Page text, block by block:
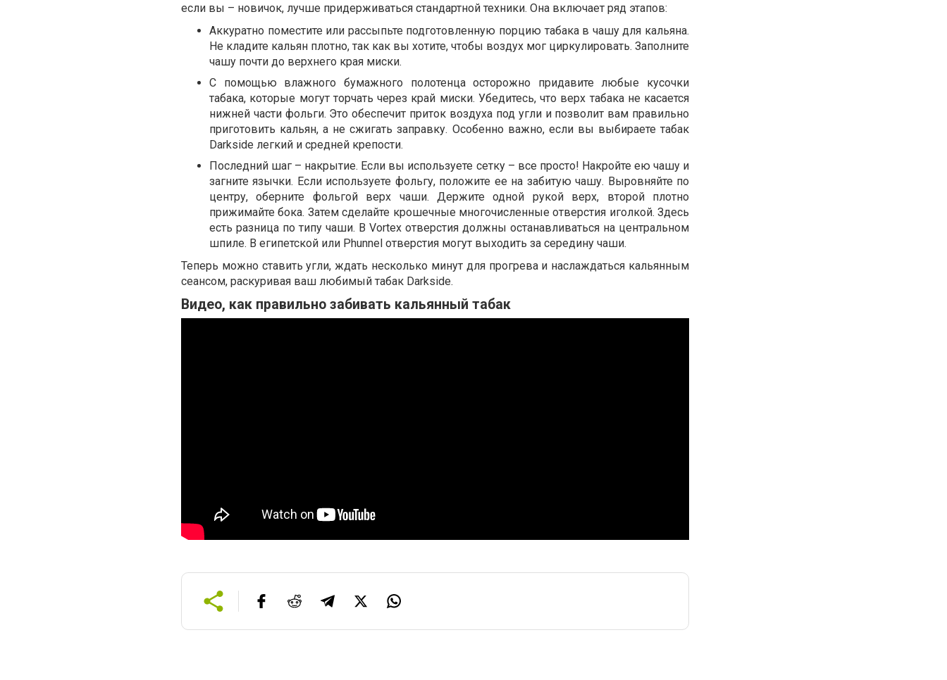
если вы – новичок, лучше придерживаться стандартной техники. Она включает ряд этапов:
Аккуратно поместите или рассыпьте подготовленную порцию табака в чашу для кальяна.
Не кладите кальян плотно, так как вы хотите, чтобы воздух мог циркулировать. Заполните
чашу почти до верхнего края миски.
С помощью влажного бумажного полотенца осторожно придавите любые кусочки
табака, которые могут торчать через край миски. Убедитесь, что верх табака не касается
нижней части фольги. Это обеспечит приток воздуха под угли и позволит вам правильно
приготовить кальян, а не сжигать заправку. Особенно важно, если вы выбираете табак
Darkside легкий и средней крепости.
Последний шаг – накрытие. Если вы используете сетку – все просто! Накройте ею чашу и
загните язычки. Если используете фольгу, положите ее на забитую чашу. Выровняйте по
центру, оберните фольгой верх чаши. Держите одной рукой верх, второй плотно
прижимайте бока. Затем сделайте крошечные многочисленные отверстия иголкой. Здесь
есть разница по типу чаши. В Vortex отверстия должны останавливаться на центральном
шпиле. В египетской или Phunnel отверстия могут выходить за середину чаши.
Теперь можно ставить угли, ждать несколько минут для прогрева и наслаждаться кальянным
сеансом, раскуривая ваш любимый табак Darkside.
Видео, как правильно забивать кальянный табак